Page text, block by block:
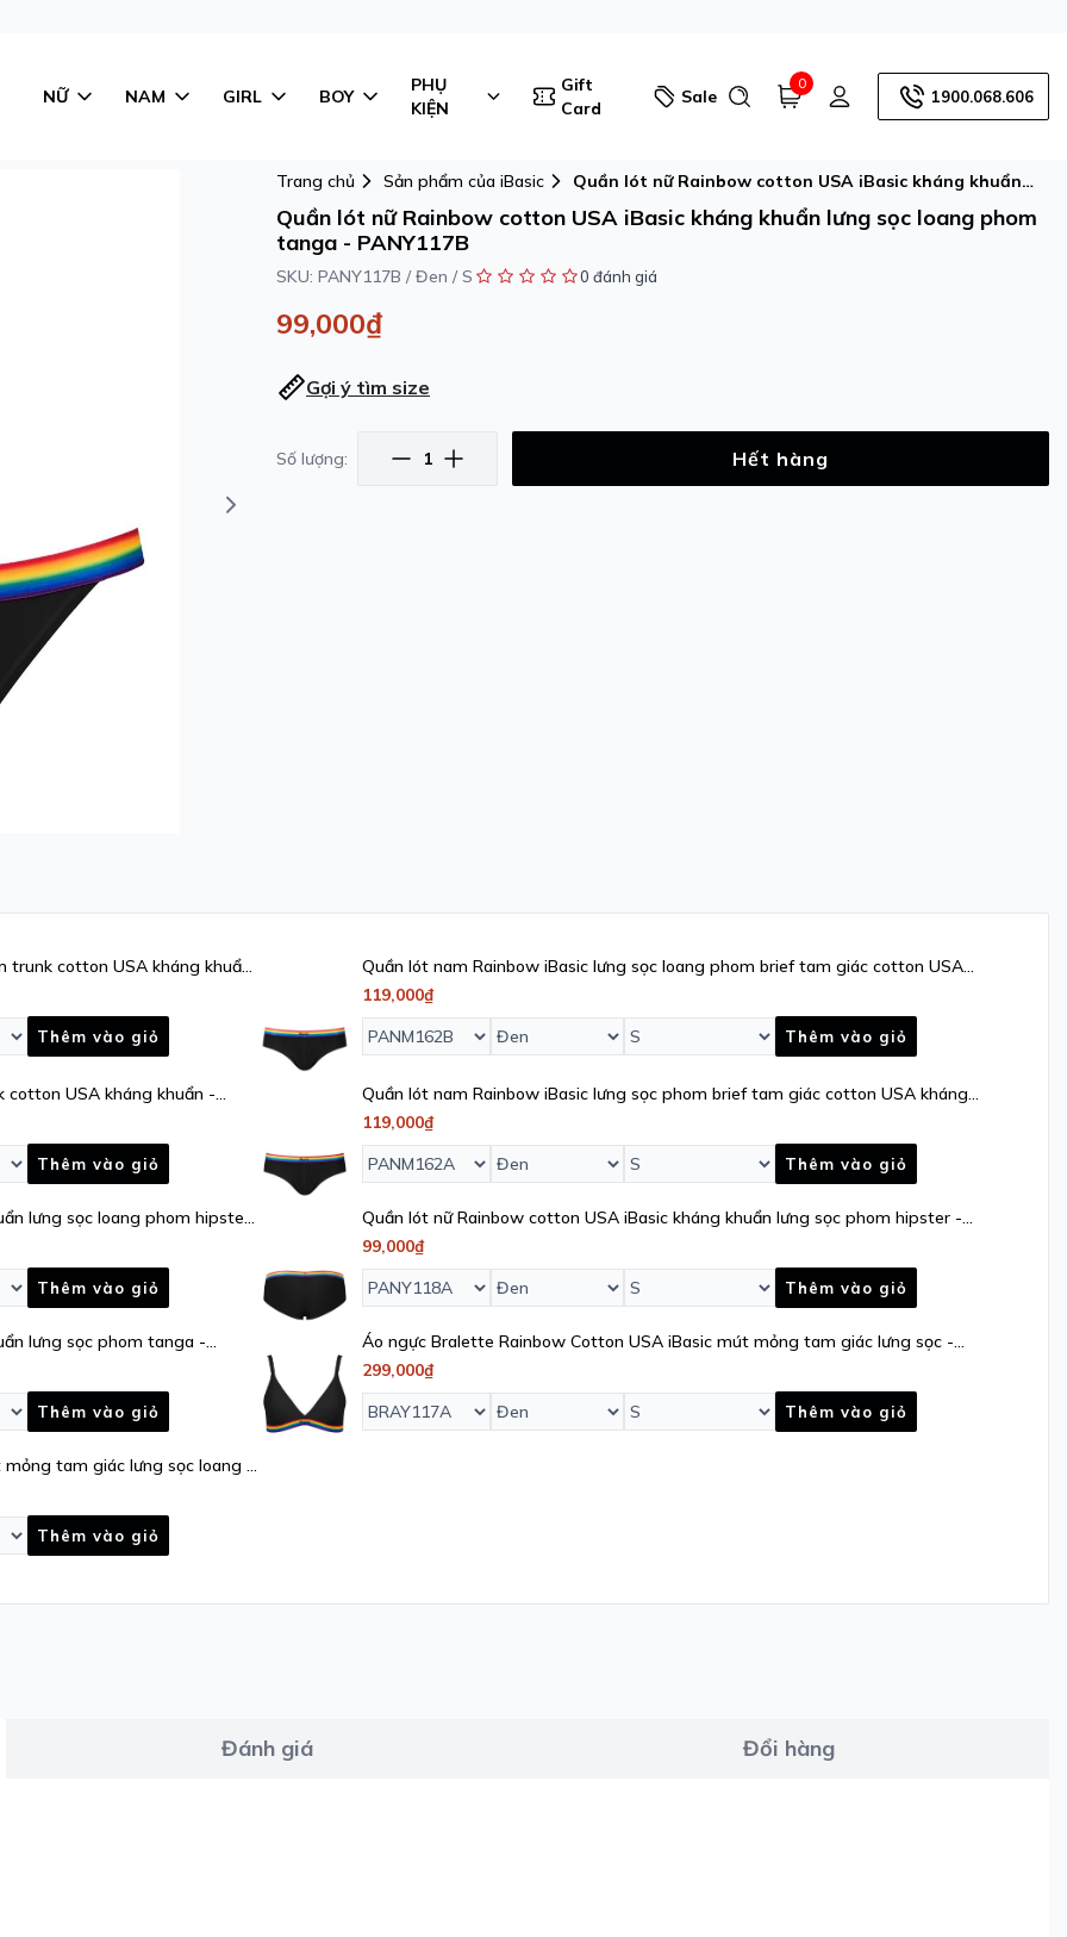
NỮ NAM GIRL BOY
PHỤ
KIỆN
Gift
Card
Sale
0
1900.068.606
Trang chủ Sản phẩm của iBasic
Quần lót nữ Rainbow cotton USA iBasic kháng khuẩn
lưng sọc loang phom tanga - PANY117B
Quần lót nữ Rainbow cotton USA iBasic kháng khuẩn lưng sọc loang phom
tanga - PANY117B
SKU: PANY117B / Đen / S 0 đánh giá
99,000₫
Gợi ý tìm size
Số lượng: Hết hàng
trunk cotton USA kháng khuẩn
Thêm vào giỏ
Quần lót nam Rainbow iBasic lưng sọc loang phom brief tam giác cotton USA
kháng khuẩn - PANM162B
119,000₫
Thêm vào giỏ
cotton USA kháng khuẩn -
Thêm vào giỏ
Quần lót nam Rainbow iBasic lưng sọc phom brief tam giác cotton USA kháng
khuẩn - PANM162A
119,000₫
Thêm vào giỏ
lưng sọc loang phom hipster
Thêm vào giỏ
Quần lót nữ Rainbow cotton USA iBasic kháng khuẩn lưng sọc phom hipster -
PANY118A
99,000₫
Thêm vào giỏ
lưng sọc phom tanga -
Thêm vào giỏ
Áo ngực Bralette Rainbow Cotton USA iBasic mút mỏng tam giác lưng sọc -
BRAY117A
299,000₫
Thêm vào giỏ
tam giác lưng sọc loang -
Thêm vào giỏ
Đánh giá Đổi hàng